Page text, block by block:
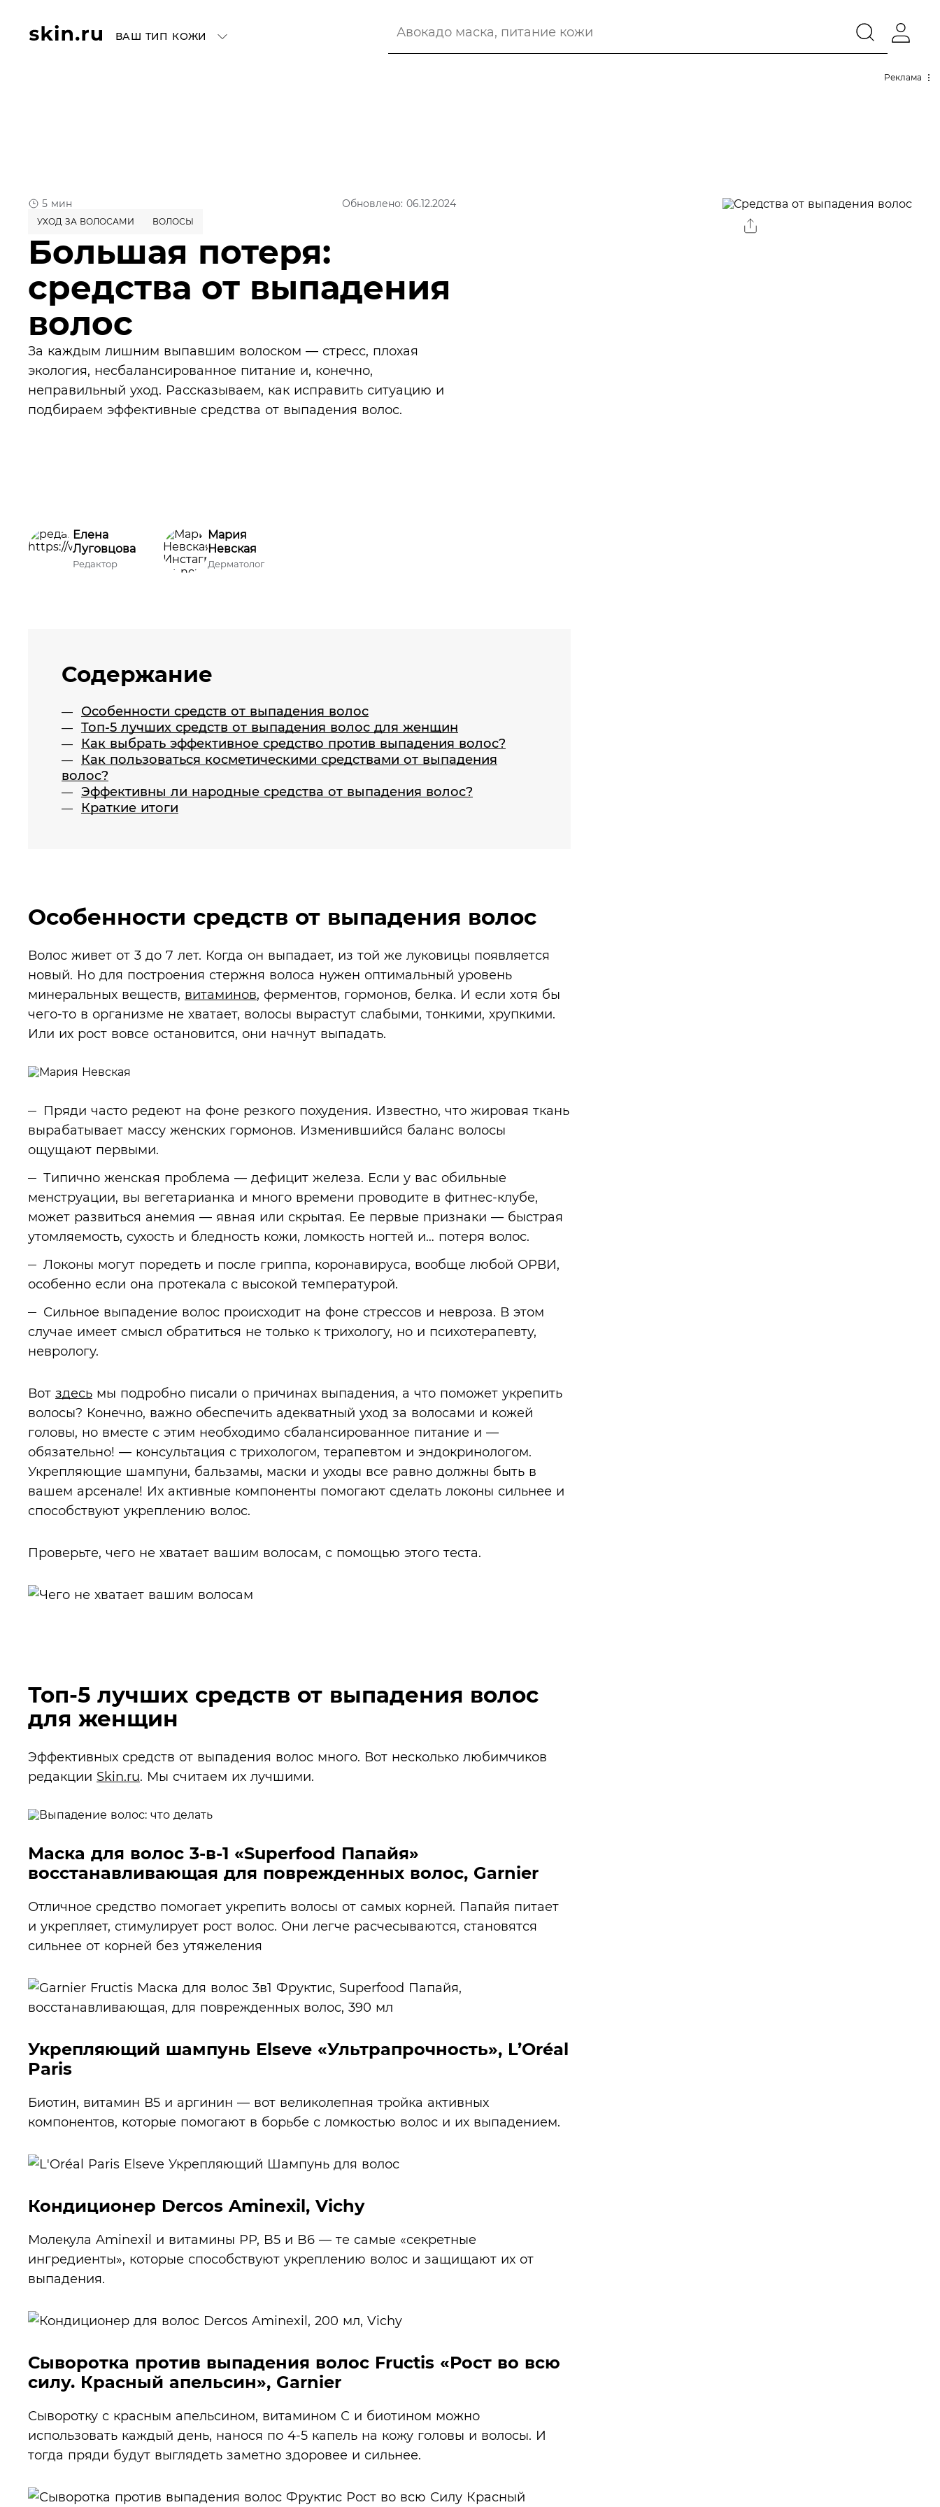
ВАШ ТИП КОЖИ
Реклама
5 мин Обновлено: 06.12.2024
УХОД ЗА ВОЛОСАМИ ВОЛОСЫ
Большая потеря:
средства от выпадения
волос
За каждым лишним выпавшим волоском — стресс, плохая
экология, несбалансированное питание и, конечно,
неправильный уход. Рассказываем, как исправить ситуацию и
подбираем эффективные средства от выпадения волос.
Елена
Луговцова
Редактор
Мария
Невская
Дерматолог
Содержание
Особенности средств от выпадения волос
Топ-5 лучших средств от выпадения волос для женщин
Как выбрать эффективное средство против выпадения волос?
Как пользоваться косметическими средствами от выпадения
волос?
Эффективны ли народные средства от выпадения волос?
Краткие итоги
Особенности средств от выпадения волос
Волос живет от 3 до 7 лет. Когда он выпадает, из той же луковицы появляется
новый. Но для построения стержня волоса нужен оптимальный уровень
минеральных веществ, витаминов, ферментов, гормонов, белка. И если хотя бы
чего-то в организме не хватает, волосы вырастут слабыми, тонкими, хрупкими.
Или их рост вовсе остановится, они начнут выпадать.
Пряди часто редеют на фоне резкого похудения. Известно, что жировая ткань
вырабатывает массу женских гормонов. Изменившийся баланс волосы
ощущают первыми.
Типично женская проблема — дефицит железа. Если у вас обильные
менструации, вы вегетарианка и много времени проводите в фитнес-клубе,
может развиться анемия — явная или скрытая. Ее первые признаки — быстрая
утомляемость, сухость и бледность кожи, ломкость ногтей и… потеря волос.
Локоны могут поредеть и после гриппа, коронавируса, вообще любой ОРВИ,
особенно если она протекала с высокой температурой.
Сильное выпадение волос происходит на фоне стрессов и невроза. В этом
случае имеет смысл обратиться не только к трихологу, но и психотерапевту,
неврологу.
Вот здесь мы подробно писали о причинах выпадения, а что поможет укрепить
волосы? Конечно, важно обеспечить адекватный уход за волосами и кожей
головы, но вместе с этим необходимо сбалансированное питание и —
обязательно! — консультация с трихологом, терапевтом и эндокринологом.
Укрепляющие шампуни, бальзамы, маски и уходы все равно должны быть в
вашем арсенале! Их активные компоненты помогают сделать локоны сильнее и
способствуют укреплению волос.
Проверьте, чего не хватает вашим волосам, с помощью этого теста.
Топ-5 лучших средств от выпадения волос
для женщин
Эффективных средств от выпадения волос много. Вот несколько любимчиков
редакции Skin.ru. Мы считаем их лучшими.
Маска для волос 3-в-1 «Superfood Папайя»
восстанавливающая для поврежденных волос, Garnier
Отличное средство помогает укрепить волосы от самых корней. Папайя питает
и укрепляет, стимулирует рост волос. Они легче расчесываются, становятся
сильнее от корней без утяжеления
Укрепляющий шампунь Elseve «Ультрапрочность», L’Oréal
Paris
Биотин, витамин В5 и аргинин — вот великолепная тройка активных
компонентов, которые помогают в борьбе с ломкостью волос и их выпадением.
Кондиционер Dercos Aminexil, Vichy
Молекула Aminexil и витамины PP, B5 и B6 — те самые «секретные
ингредиенты», которые способствуют укреплению волос и защищают их от
выпадения.
Сыворотка против выпадения волос Fructis «Рост во всю
силу. Красный апельсин», Garnier
Сыворотку с красным апельсином, витамином С и биотином можно
использовать каждый день, нанося по 4-5 капель на кожу головы и волосы. И
тогда пряди будут выглядеть заметно здоровее и сильнее.